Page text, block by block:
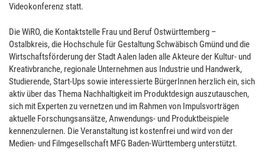
Videokonferenz statt.
Die WiRO, die Kontaktstelle Frau und Beruf Ostwürttemberg –
Ostalbkreis, die Hochschule für Gestaltung Schwäbisch Gmünd und die
Wirtschaftsförderung der Stadt Aalen laden alle Akteure der Kultur- und
Kreativbranche, regionale Unternehmen aus Industrie und Handwerk,
Studierende, Start-Ups sowie interessierte BürgerInnen herzlich ein, sich
aktiv über das Thema Nachhaltigkeit im Produktdesign auszutauschen,
sich mit Experten zu vernetzen und im Rahmen von Impulsvorträgen
aktuelle Forschungsansätze, Anwendungs- und Produktbeispiele
kennenzulernen. Die Veranstaltung ist kostenfrei und wird von der
Medien- und Filmgesellschaft MFG Baden-Württemberg unterstützt.